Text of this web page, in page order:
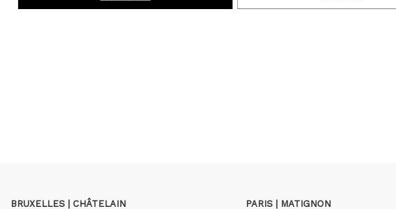
BRUXELLES | CHÂTELAIN PARIS | MATIGNON